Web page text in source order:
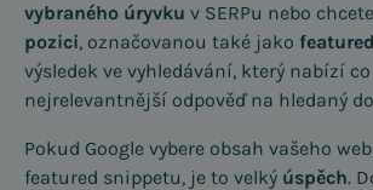
vybraného úryvku v SERPu nebo
pozici, označovanou také jako
výsledek ve vyhledávání, který nabízí
nejrelevantnější odpověď na hledaný
Pokud Google vybere obsah vašeho
featured snippetu, je to velký úspěch.